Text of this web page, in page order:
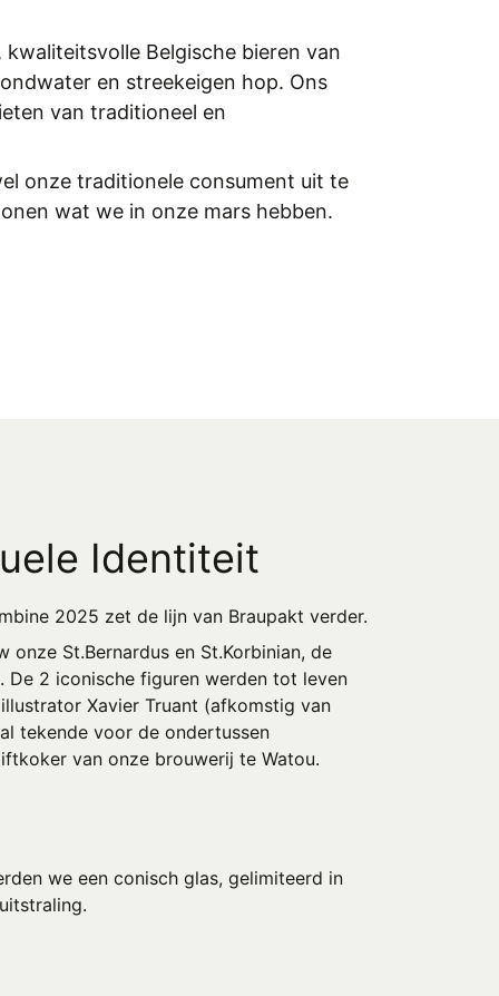
Belgische bieren van
en streekeigen hop. Ons
van traditioneel en
onze traditionele consument uit te
wat we in onze mars hebben.
Identiteit
2025 zet de lijn van Braupakt verder.
onze St.Bernardus en St.Korbinian, de
De 2 iconische figuren werden tot leven
Xavier Truant (afkomstig van
tekende voor de ondertussen
van onze brouwerij te Watou.
we een conisch glas, gelimiteerd in